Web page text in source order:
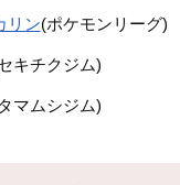
リン(ポケモンリーグ)
キチクジム)
マムシジム)